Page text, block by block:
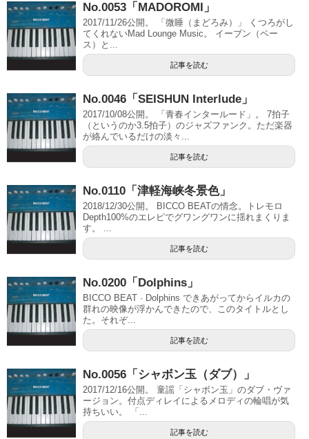
No.0053「MADOROMI」
2017/11/26公開。 「微睡（まどろみ）」 くつろがし
てくれないMad Lounge Music。 イーブン（ベー
ス）と...
記事を読む
No.0046「SEISHUN Interlude」
2017/10/08公開。 「青春インタールード」。 7拍子
（というのか3.5拍子）のジャズファンク。ただ楽器
が絡んでいるだけの淡々...
記事を読む
No.0110「津軽海峡冬景色」
2018/12/30公開。 BICCO BEATの情念。トレモロ
Depth100%のエレピでグワングワンに揺れまくりま
す。 ...
記事を読む
No.0200「Dolphins」
BICCO BEAT · Dolphins できあがってからイルカの
群れの映像が浮かんできたので、このタイトルとし
た。それぞ...
記事を読む
No.0056「シャボン玉（ダブ）」
2017/12/16公開。 童謡「シャボン玉」のダブ・ヴァ
ージョン。付点ディレイによるメロディの輪唱が気
持ちいい。 「...
記事を読む